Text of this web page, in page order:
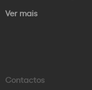
Ver mais
Contactos